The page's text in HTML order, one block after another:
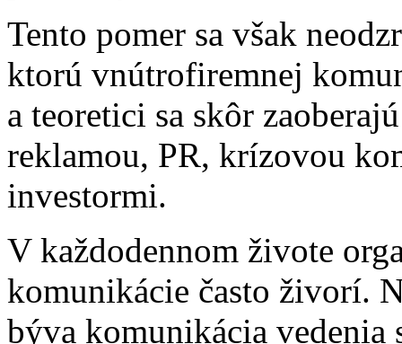
Tento pomer sa však
ktorú vnútrofiremnej
a teoretici sa skôr
reklamou, PR, krízovou
investormi.
V každodennom živote
komunikácie často živorí.
býva komunikácia vedenia